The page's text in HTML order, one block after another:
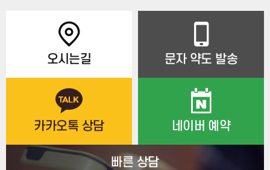
오시는길 문자 약도 발송
카카오톡 상담 네이버 예약
빠른 상담